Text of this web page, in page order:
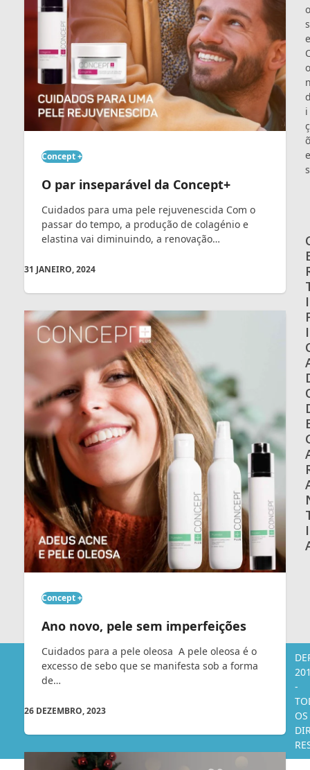
Concept +
O par inseparável da Concept+
Cuidados para uma pele rejuvenescida Com o
passar do tempo, a produção de colagénio e
elastina vai diminuindo, a renovação…
31 JANEIRO, 2024
Concept +
Ano novo, pele sem imperfeições
Cuidados para a pele oleosa A pele oleosa é o
excesso de sebo que se manifesta sob a forma
de…
26 DEZEMBRO, 2023
o
s
e
o
i
ç
õ
e
s
I
I
I
-
OS